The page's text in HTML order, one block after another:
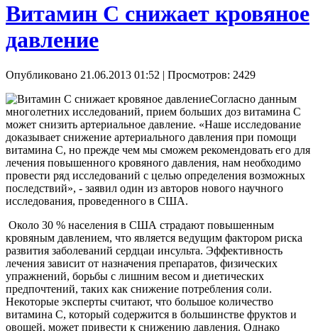
Витамин С снижает кровяное
давление
Опубликовано 21.06.2013 01:52 | Просмотров: 2429
Согласно данным
многолетних исследований, прием больших доз витамина С
может снизить артериальное давление. «Наше исследование
доказывает снижение артериального давления при помощи
витамина С, но прежде чем мы сможем рекомендовать его для
лечения повышенного кровяного давления, нам необходимо
провести ряд исследований с целью определения возможных
последствий», - заявил один из авторов нового научного
исследования, проведенного в США.
Около 30 % населения в США страдают повышенным
кровяным давлением, что является ведущим фактором риска
развития заболеваний сердцаи инсульта. Эффективность
лечения зависит от назначения препаратов, физических
упражнений, борьбы с лишним весом и диетических
предпочтений, таких как снижение потребления соли.
Некоторые эксперты считают, что большое количество
витамина С, который содержится в большинстве фруктов и
овощей, может привести к снижению давления. Однако